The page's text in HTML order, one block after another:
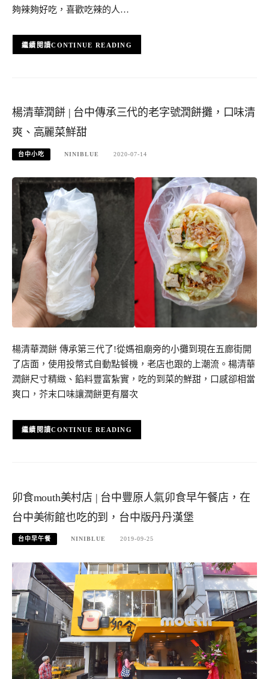
夠辣夠好吃，喜歡吃辣的人…
CONTINUE READING
楊清華潤餅 | 台中傳承三代的老字號潤餅攤，口味清
爽、高麗菜鮮甜
台中小吃 NINIBLUE 2020-07-14
楊清華潤餅 傳承第三代了!從媽祖廟旁的小攤到現在五廊街開
了店面，使用投幣式自動點餐機，老店也跟的上潮流。楊清華
潤餅尺寸精緻、餡料豐富紮實，吃的到菜的鮮甜，口感卻相當
爽口，芥末口味讓潤餅更有層次
CONTINUE READING
卯食mouth美村店 | 台中豐原人氣卯食早午餐店，在
台中美術館也吃的到，台中版丹丹漢堡
台中早午餐 NINIBLUE 2019-09-25